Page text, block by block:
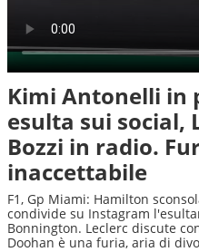
Kimi Antonelli in
esulta sui social,
Bozzi in radio.
inaccettabile
F1, Gp Miami: Hamilton
condivide su Instagram
Bonnington. Leclerc discute
Doohan è una furia, aria di